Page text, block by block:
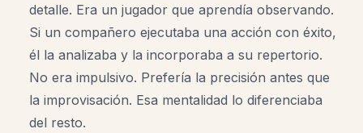
detalle. Era un jugador que aprendía observando.
Si un compañero ejecutaba una acción con éxito,
él la analizaba y la incorporaba a su repertorio.
No era impulsivo. Prefería la precisión antes que
la improvisación. Esa mentalidad lo diferenciaba
del resto.